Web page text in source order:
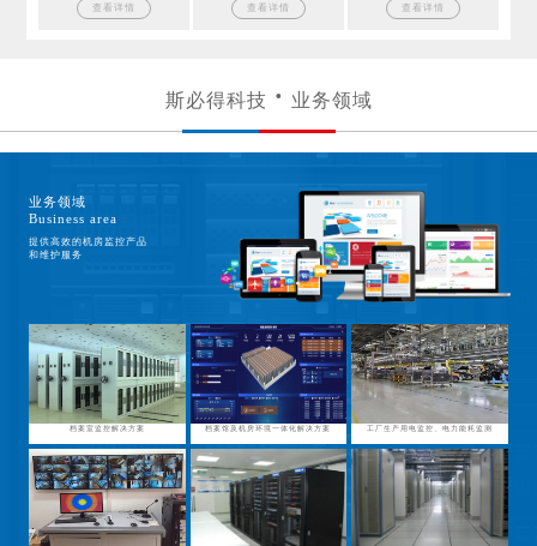
查看详情 查看详情 查看详情
斯必得科技 业务领域
业务领域
Business area
提供高效的机房监控产品
和维护服务
档案室监控解决方案 档案馆及机房环境一体化解决方案 工厂生产用电监控、电力能耗监测